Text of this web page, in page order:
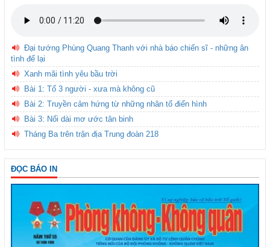
Đại tướng Phùng Quang Thanh với nhà báo chiến sĩ - những ân
tình để lại
Xanh mãi tình yêu bầu trời
Bài 1: Tổ 3 người - xưa mà không cũ
Bài 2: Truyền cảm hứng từ những nhân tố điển hình
Bài 3: Nối dài mơ ước tân binh
Tháng Ba trên trận địa Trung đoàn 218
ĐỌC BÁO IN